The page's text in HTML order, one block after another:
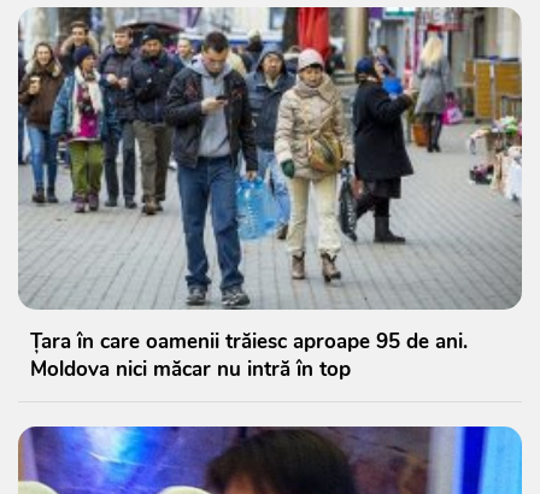
Țara în care oamenii trăiesc aproape 95 de ani.
Moldova nici măcar nu intră în top